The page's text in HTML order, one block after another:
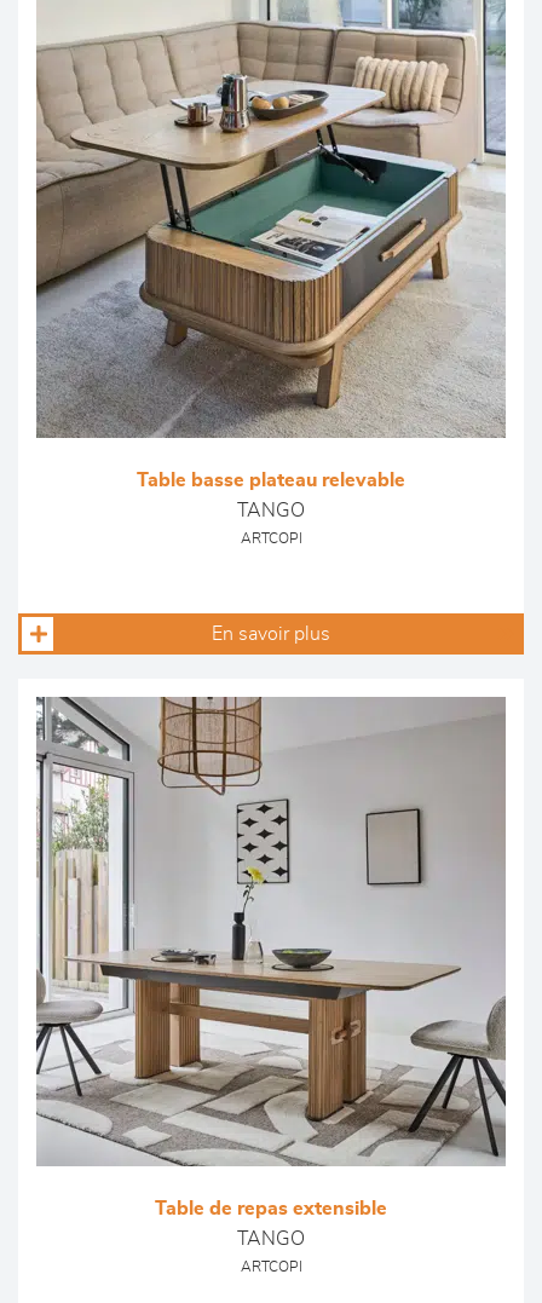
Table basse plateau relevable
TANGO
ARTCOPI
En savoir plus
Table de repas extensible
TANGO
ARTCOPI